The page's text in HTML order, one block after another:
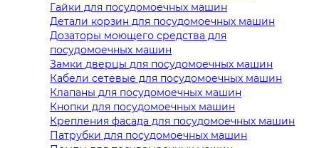
Гайки для посудомоечных машин
Детали корзин для посудомоечных машин
Дозаторы моющего средства для
посудомоечных машин
Замки дверцы для посудомоечных машин
Кабели сетевые для посудомоечных машин
Клапаны для посудомоечных машин
Кнопки для посудомоечных машин
Крепления фасада для посудомоечных машин
Патрубки для посудомоечных машин